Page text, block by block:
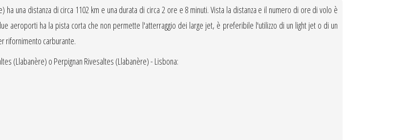
ha una distanza di circa 1102 km e una durata di circa 2 ore e 8 minuti. Vista la distanza e il numero di ore di volo è
aeroporti ha la pista corta che non permette l'atterraggio dei large jet, è preferibile l'utilizzo di un light jet o di un
rifornimento carburante.
(Llabanère) o Perpignan Rivesaltes (Llabanère) - Lisbona: